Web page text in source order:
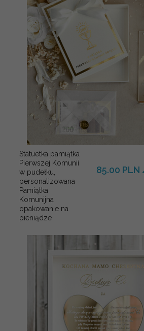
Statuetka pamiątka
Pierwszej Komunii
w pudełku,
personalizowana
Pamiątka
Komunijna
opakowanie na
pieniądze
85.00 PLN